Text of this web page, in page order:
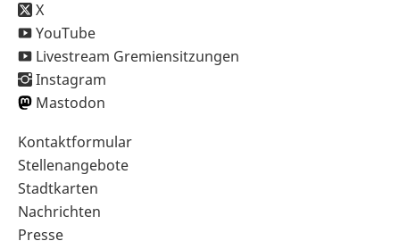
X
YouTube
Livestream Gremiensitzungen
Instagram
Mastodon
Sekundärnavigation
im
Fußbereich
Kontaktformular
Stellenangebote
Stadtkarten
Nachrichten
Presse